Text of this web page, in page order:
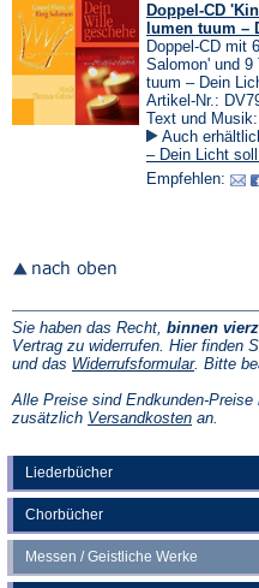
Liederbücher
Chorbücher
Messen / Geistliche Werke
Doppel-CD
lumen tuum –
Doppel-CD mit
Salomon' und
tuum – Dein
Artikel-Nr.:
Text und
Auch
– Dein Licht
Empfehlen:
Sie haben das Recht, binnen
Vertrag zu widerrufen. Hier finden
und das Widerrufsformular(Öffnet
einem
neuen
. Bitte
Alle Preise sind Endkunden-
zusätzlich Versandkosten(Öffnet
an.